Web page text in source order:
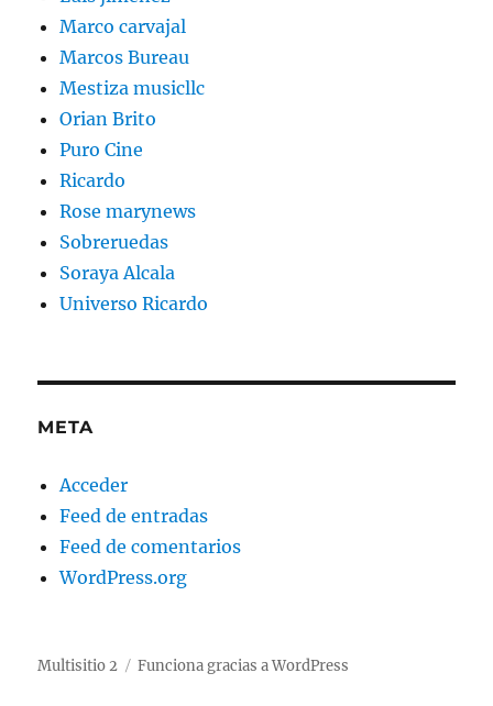
Marco carvajal
Marcos Bureau
Mestiza musicllc
Orian Brito
Puro Cine
Ricardo
Rose marynews
Sobreruedas
Soraya Alcala
Universo Ricardo
META
Acceder
Feed de entradas
Feed de comentarios
WordPress.org
Multisitio 2 Funciona gracias a WordPress